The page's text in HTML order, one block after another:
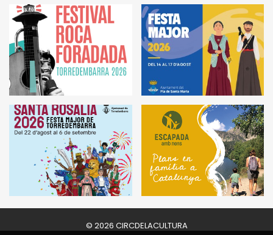
© 2026 CIRCDELACULTURA